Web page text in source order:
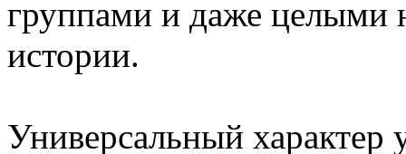
группами и даже целыми
истории.
Универсальный характер